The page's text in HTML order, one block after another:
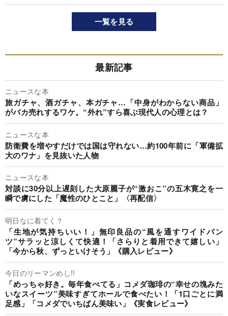
一覧を見る
最新記事
ニュースな本
旅ガチャ、酒ガチャ、本ガチャ…「中身がわからない商品」
がバカ売れするワケ。“外れ”すら喜ぶ現代人の心理とは？
ニュースな本
防衛費を増やすだけでは国は守れない…約100年前に「軍備拡
大のワナ」を見抜いた人物
ニュースな本
対談に30分以上遅刻した大原麗子が“激おこ”の五木寛之を一
瞬で虜にした「魔性のひとこと」〈再配信〉
明日なに着てく？
「生地が気持ちいい！」無印良品の“風を通すワイドパン
ツ”サラッと涼しくて快適！「さらりと着用できて嬉しい」
「今から秋、ずっといけそう」《購入レビュー》
今日のリーマンめし!!
「めっちゃ好き。毎年食べてる」コメダ珈琲の“幸せの塊みた
いなスイーツ”美味すぎてホールで食べたい！「1口ごとに満
足感」「コメダでいちばん美味い」《実食レビュー》